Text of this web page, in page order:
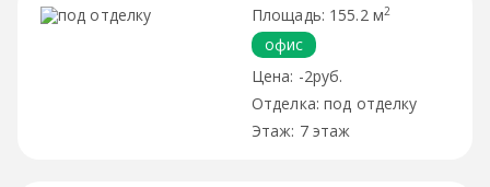
155.2 м2
офис
-2руб.
под отделку
7 этаж